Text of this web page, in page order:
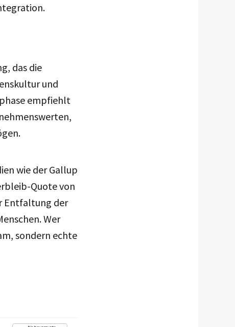
das die
und
empfiehlt
wie der Gallup
Quote von
Entfaltung der
Wer
sondern echte